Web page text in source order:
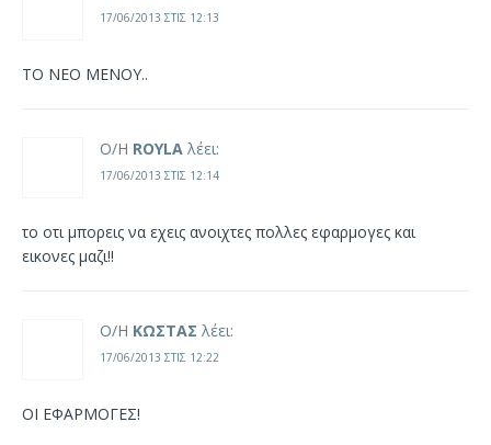
17/06/2013 ΣΤΙΣ 12:13
TO NEO MENOY..
Ο/Η ROYLA λέει:
17/06/2013 ΣΤΙΣ 12:14
το οτι μπορεις να εχεις ανοιχτες πολλες εφαρμογες και
εικονες μαζι!!
Ο/Η KΩΣΤΑΣ λέει:
17/06/2013 ΣΤΙΣ 12:22
ΟΙ ΕΦΑΡΜΟΓΕΣ!